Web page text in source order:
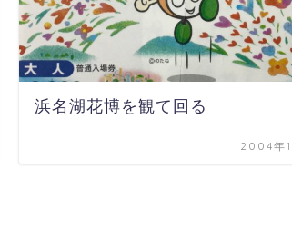
浜名湖花博を観て回る
2004年